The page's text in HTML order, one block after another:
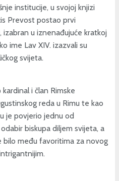
institucije, u svojoj knjizi
Prevost postao prvi
u iznenađujuće kratkoj
ime Lav XIV. izazvali su
svijeta.
i član Rimske
reda u Rimu te kao
je povjerio jednu od
biskupa diljem svijeta, a
među favoritima za novog